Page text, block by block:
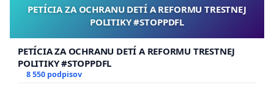
PETÍCIA ZA OCHRANU DETÍ A REFORMU TRESTNEJ
POLITIKY #STOPPDFL
PETÍCIA ZA OCHRANU DETÍ A REFORMU TRESTNEJ
POLITIKY #STOPPDFL
8 550 podpisov